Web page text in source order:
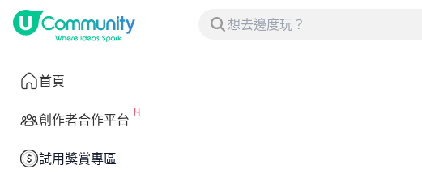
首頁
創作者合作平台
試用獎賞專區